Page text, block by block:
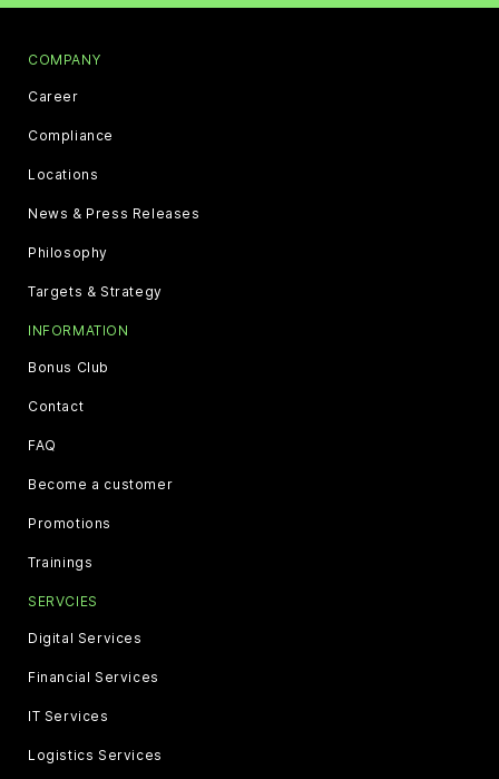
COMPANY
Career
Compliance
Locations
News & Press Releases
Philosophy
Targets & Strategy
INFORMATION
Bonus Club
Contact
FAQ
Become a customer
Promotions
Trainings
SERVCIES
Digital Services
Financial Services
IT Services
Logistics Services